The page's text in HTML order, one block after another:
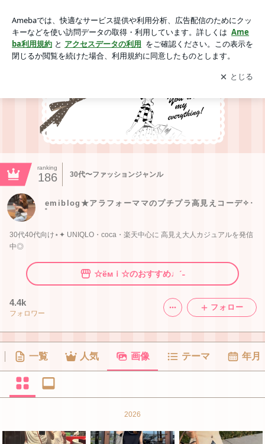
アプリをダウンロードして ブログの更新通知
を受け取りまし
ょう。
開く
ranking
186 30代〜ファッションジャンル
emiblog★アラフォーママのプチプラ高見えコーデ‪✧‧
˚
30代40代向け⋆✦ UNIQLO・coca・楽天中心に 高見え大人カジュアルを発信
中◎
☆ёмｉ☆のおすすめ♩ˊ˗
4.4k
フォロワー
フォロー
一覧 人気 画像 テーマ 年月
2026